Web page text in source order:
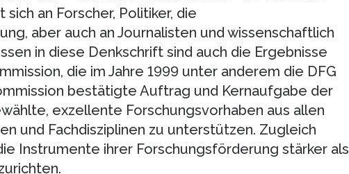
an Forscher, Politiker, die
aber auch an Journalisten und wissenschaftlich
in diese Denkschrift sind auch die Ergebnisse
die im Jahre 1999 unter anderem die DFG
bestätigte Auftrag und Kernaufgabe der
exzellente Forschungsvorhaben aus allen
und Fachdisziplinen zu unterstützen. Zugleich
Instrumente ihrer Forschungsförderung stärker als